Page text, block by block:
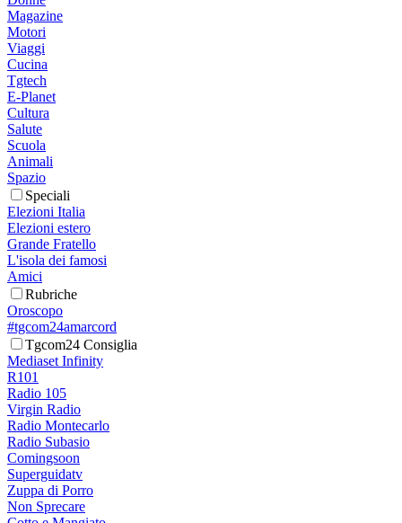
Magazine
Motori
Viaggi
Cucina
Tgtech
E-Planet
Cultura
Salute
Scuola
Animali
Spazio
Speciali
Elezioni Italia
Elezioni estero
Grande Fratello
L'isola dei famosi
Amici
Rubriche
Oroscopo
#tgcom24amarcord
Tgcom24 Consiglia
Mediaset Infinity
R101
Radio 105
Virgin Radio
Radio Montecarlo
Radio Subasio
Comingsoon
Superguidatv
Zuppa di Porro
Non Sprecare